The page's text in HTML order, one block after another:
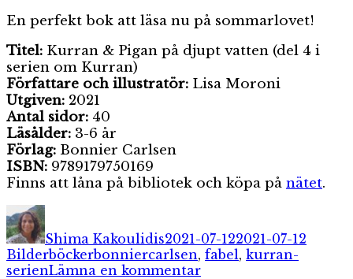
En perfekt bok att läsa nu på sommarlovet!
Titel: Kurran & Pigan på djupt vatten (del 4 i
serien om Kurran)
Författare och illustratör: Lisa Moroni
Utgiven: 2021
Antal sidor: 40
Läsålder: 3-6 år
Förlag: Bonnier Carlsen
ISBN: 9789179750169
Finns att låna på bibliotek och köpa på nätet.
Författare
Shima Kakoulidis2021-07-122021-07-12
BilderböckerEtiketter
bonniercarlsen, fabel, kurran-
serienLämna en kommentartill